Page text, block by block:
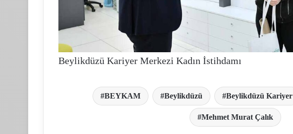
Beylikdüzü Kariyer Merkezi Kadın İstihdamı
BEYKAM Beylikdüzü Beylikdüzü Kariyer
Mehmet Murat Çalık